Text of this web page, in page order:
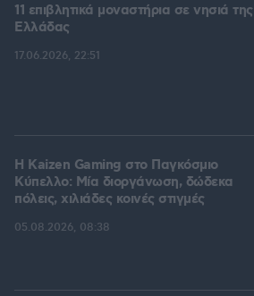
11 επιβλητικά μοναστήρια σε νησιά της
Ελλάδας
17.06.2026, 22:51
H Kaizen Gaming στο Παγκόσμιο
Kύπελλο: Μία διοργάνωση, δώδεκα
πόλεις, χιλιάδες κοινές στιγμές
05.08.2026, 08:38